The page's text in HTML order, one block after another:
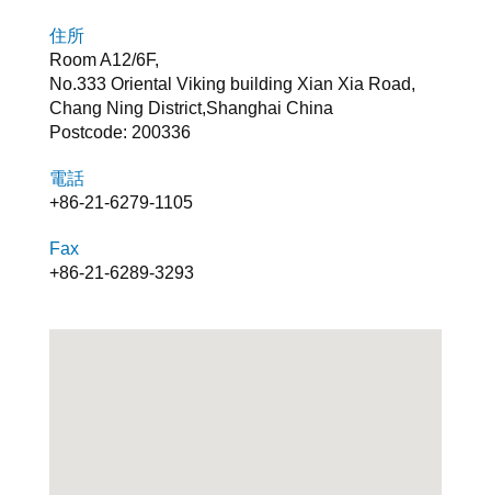
住所
Room A12/6F,
No.333 Oriental Viking building Xian Xia Road,
Chang Ning District,Shanghai China
Postcode: 200336
電話
+86-21-6279-1105
Fax
+86-21-6289-3293